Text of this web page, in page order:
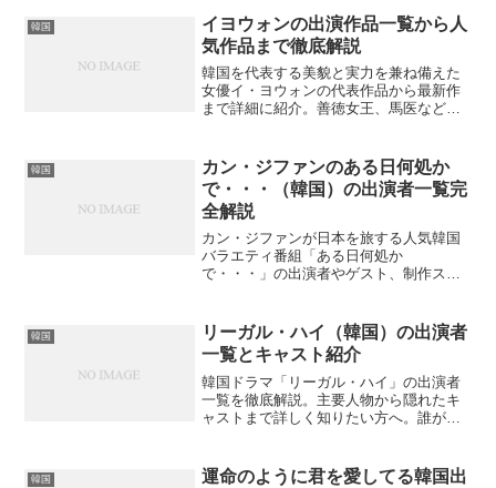
韓国
イヨウォンの出演作品一覧から人
気作品まで徹底解説
韓国を代表する美貌と実力を兼ね備えた
女優イ・ヨウォンの代表作品から最新作
まで詳細に紹介。善徳女王、馬医など名
韓国
カン・ジファンのある日何処か
で・・・（韓国）の出演者一覧完
全解説
カン・ジファンが日本を旅する人気韓国
バラエティ番組「ある日何処か
で・・・」の出演者やゲスト、制作スタ
介。番組の魅力を知りたいあなたは必見
の情報が満載です。
韓国
リーガル・ハイ（韓国）の出演者
一覧とキャスト紹介
韓国ドラマ「リーガル・ハイ」の出演者
一覧を徹底解説。主要人物から隠れたキ
ャストまで詳しく知りたい方へ。誰が話
韓国 運命のように君を愛してる韓国出